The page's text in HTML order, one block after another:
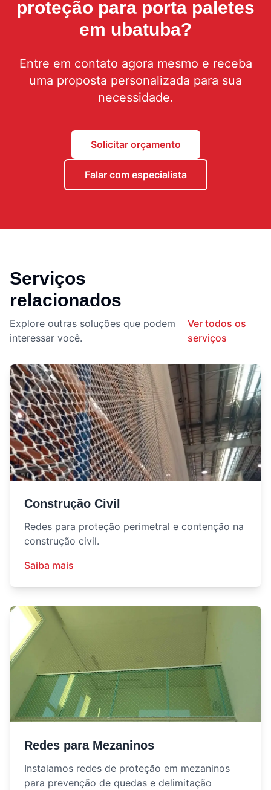
proteção para porta paletes
em ubatuba?
Entre em contato agora mesmo e receba
uma proposta personalizada para sua
necessidade.
Solicitar orçamento
Falar com especialista
Serviços
relacionados
Explore outras soluções que podem
interessar você.
Ver todos os
serviços
Construção Civil
Redes para proteção perimetral e contenção na
construção civil.
Saiba mais
Redes para Mezaninos
Instalamos redes de proteção em mezaninos
para prevenção de quedas e delimitação